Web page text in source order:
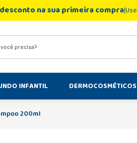
na sua primeira compra
INFANTIL DERMOCOSMÉTICOS
200ml